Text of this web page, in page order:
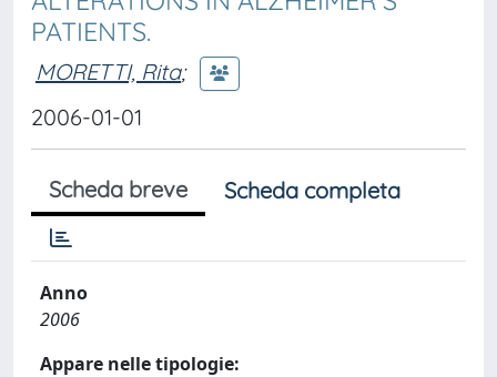
PATIENTS.
MORETTI, Rita;
2006-01-01
Scheda breve Scheda completa
Anno
2006
Appare nelle tipologie: